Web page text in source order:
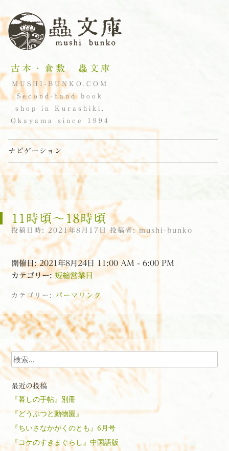
古本・倉敷 蟲文庫
MUSHI-BUNKO.COM
Second-hand book
shop in Kurashiki,
Okayama since 1994
ナビゲーション
コンテンツへスキップ
11時頃〜18時頃
投稿日時: 2021年8月17日 投稿者:mushi-bunko
開催日: 2021年8月24日 11:00 AM - 6:00 PM
カテゴリー: 短縮営業日
カテゴリー: パーマリンク
投稿ナビゲーション
検索
最近の投稿
『暮しの手帖』別冊
『どうぶつと動物園』
『ちいさなかがくのとも』6月号
『コケのすきまぐらし』中国語版